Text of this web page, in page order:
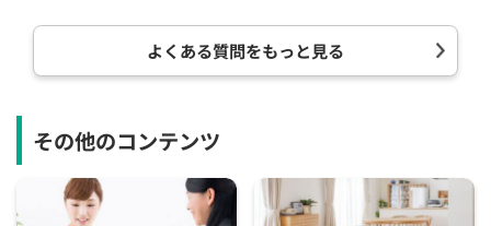
よくある質問をもっと見る
その他のコンテンツ